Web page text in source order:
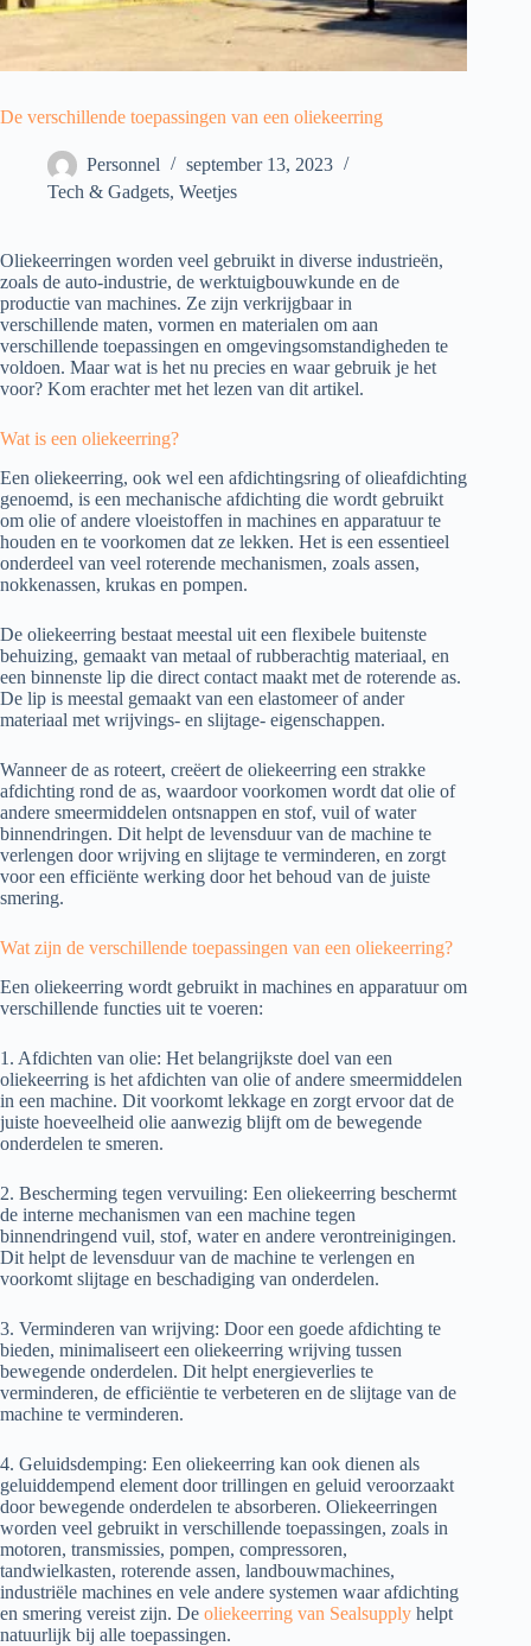
De verschillende toepassingen van een oliekeerring
Personnel
september 13, 2023
Tech & Gadgets, Weetjes
Oliekeerringen worden veel gebruikt in diverse industrieën,
zoals de auto-industrie, de werktuigbouwkunde en de
productie van machines. Ze zijn verkrijgbaar in
verschillende maten, vormen en materialen om aan
verschillende toepassingen en omgevingsomstandigheden te
voldoen. Maar wat is het nu precies en waar gebruik je het
voor? Kom erachter met het lezen van dit artikel.
Wat is een oliekeerring?
Een oliekeerring, ook wel een afdichtingsring of olieafdichting
genoemd, is een mechanische afdichting die wordt gebruikt
om olie of andere vloeistoffen in machines en apparatuur te
houden en te voorkomen dat ze lekken. Het is een essentieel
onderdeel van veel roterende mechanismen, zoals assen,
nokkenassen, krukas en pompen.
De oliekeerring bestaat meestal uit een flexibele buitenste
behuizing, gemaakt van metaal of rubberachtig materiaal, en
een binnenste lip die direct contact maakt met de roterende as.
De lip is meestal gemaakt van een elastomeer of ander
materiaal met wrijvings- en slijtage- eigenschappen.
Wanneer de as roteert, creëert de oliekeerring een strakke
afdichting rond de as, waardoor voorkomen wordt dat olie of
andere smeermiddelen ontsnappen en stof, vuil of water
binnendringen. Dit helpt de levensduur van de machine te
verlengen door wrijving en slijtage te verminderen, en zorgt
voor een efficiënte werking door het behoud van de juiste
smering.
Wat zijn de verschillende toepassingen van een oliekeerring?
Een oliekeerring wordt gebruikt in machines en apparatuur om
verschillende functies uit te voeren:
1. Afdichten van olie: Het belangrijkste doel van een
oliekeerring is het afdichten van olie of andere smeermiddelen
in een machine. Dit voorkomt lekkage en zorgt ervoor dat de
juiste hoeveelheid olie aanwezig blijft om de bewegende
onderdelen te smeren.
2. Bescherming tegen vervuiling: Een oliekeerring beschermt
de interne mechanismen van een machine tegen
binnendringend vuil, stof, water en andere verontreinigingen.
Dit helpt de levensduur van de machine te verlengen en
voorkomt slijtage en beschadiging van onderdelen.
3. Verminderen van wrijving: Door een goede afdichting te
bieden, minimaliseert een oliekeerring wrijving tussen
bewegende onderdelen. Dit helpt energieverlies te
verminderen, de efficiëntie te verbeteren en de slijtage van de
machine te verminderen.
4. Geluidsdemping: Een oliekeerring kan ook dienen als
geluiddempend element door trillingen en geluid veroorzaakt
door bewegende onderdelen te absorberen. Oliekeerringen
worden veel gebruikt in verschillende toepassingen, zoals in
motoren, transmissies, pompen, compressoren,
tandwielkasten, roterende assen, landbouwmachines,
industriële machines en vele andere systemen waar afdichting
en smering vereist zijn. De oliekeerring van Sealsupply helpt
natuurlijk bij alle toepassingen.